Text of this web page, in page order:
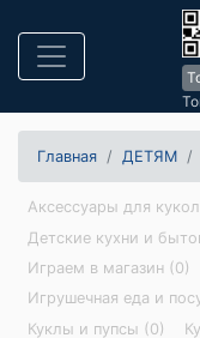
Главная ДЕТЯМ
Аксессуары для
Детские кухни и
Играем в магазин (0)
Игрушечная еда и
Куклы и пупсы (0)